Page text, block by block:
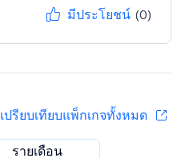
มีประโยชน์ (0)
เปรียบเทียบแพ็กเกจทั้งหมด
รายเดือน